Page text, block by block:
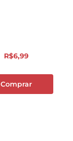
R$6,99
Comprar